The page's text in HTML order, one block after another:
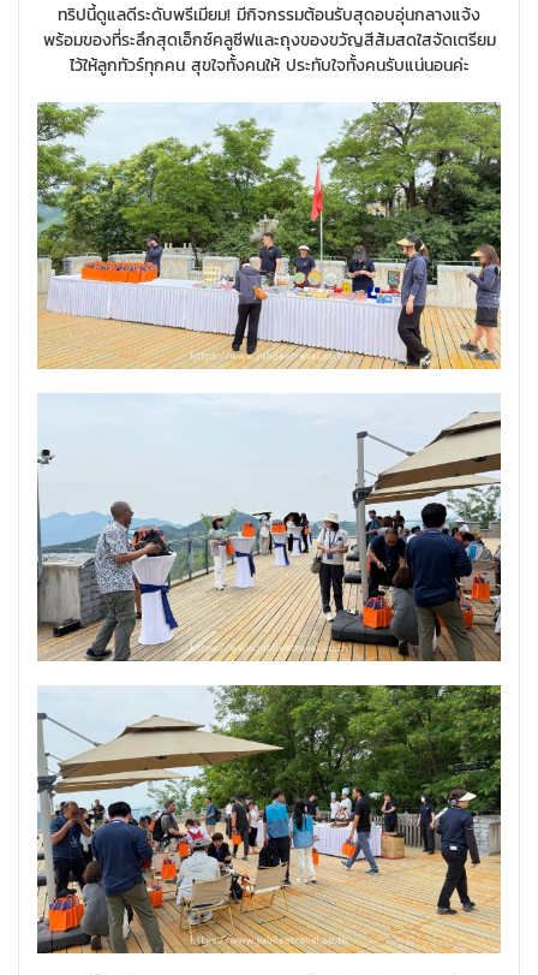
ทริปนี้ดูแลดีระดับพรีเมียม! มีกิจกรรมต้อนรับสุดอบอุ่นกลางแจ้ง
พร้อมของที่ระลึกสุดเอ็กซ์คลูซีฟและถุงของขวัญสีส้มสดใสจัดเตรียม
ไว้ให้ลูกทัวร์ทุกคน สุขใจทั้งคนให้ ประทับใจทั้งคนรับแน่นอนค่ะ